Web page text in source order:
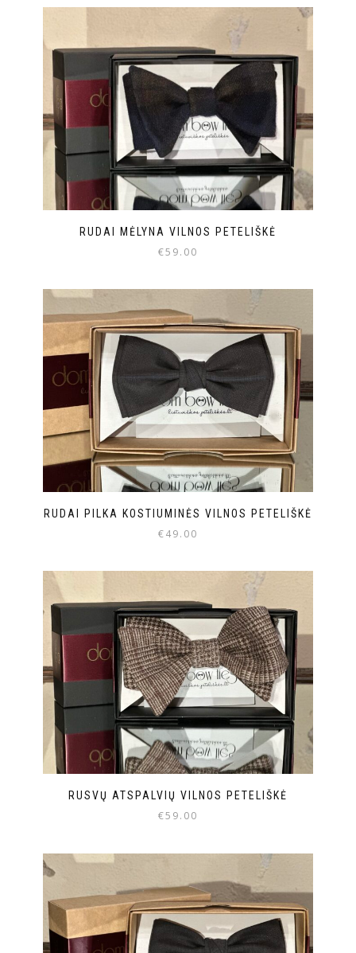
RUDAI MĖLYNA VILNOS PETELIŠKĖ
€59.00
RUDAI PILKA KOSTIUMINĖS VILNOS PETELIŠKĖ
€49.00
RUSVŲ ATSPALVIŲ VILNOS PETELIŠKĖ
€59.00